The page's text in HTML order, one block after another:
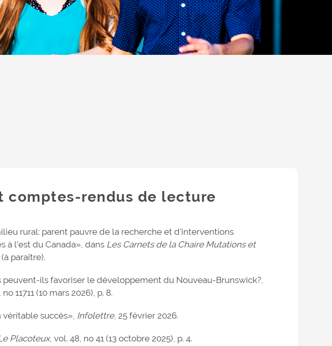
comptes-rendus de lecture
rural: parent pauvre de la recherche et d’interventions
à l’est du Canada», dans Les Carnets de la Chaire Mutations et
(à paraître).
ils favoriser le développement du Nouveau-Brunswick?,
no 11711 (10 mars 2026), p. 8.
succès», Infolettre, 25 février 2026.
Placoteux, vol. 48, no 41 (13 octobre 2025), p. 4.